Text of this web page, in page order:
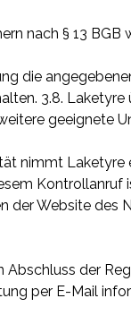
nach § 13 BGB
die
3.8.
geeignete
nimmt
der Website des
Abschluss der
per E-Mail